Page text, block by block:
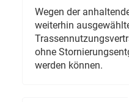
Wegen der
weiterhin
ohne
werden können.